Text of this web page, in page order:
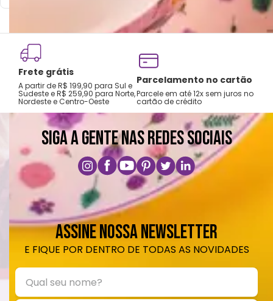
Choques ou quedas podem trincar ou
quebrar o produto, pois trata-se de um
produto de cerâmica.
Frete grátis
A partir de R$ 199,90 para Sul e
Sudeste e R$ 259,90 para Norte,
Nordeste e Centro-Oeste
Parcelamento no cartão
Parcele em até 12x sem juros no
cartão de crédito
SIGA A GENTE NAS REDES SOCIAIS
ASSINE NOSSA NEWSLETTER
E FIQUE POR DENTRO DE TODAS AS NOVIDADES